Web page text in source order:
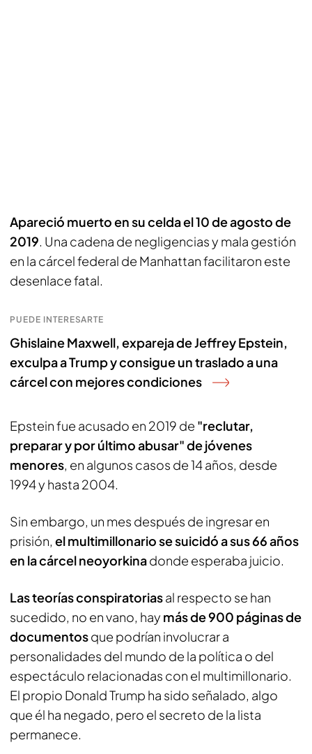
Apareció muerto en su celda el 10 de agosto de
2019. Una cadena de negligencias y mala gestión
en la cárcel federal de Manhattan facilitaron este
desenlace fatal.
PUEDE INTERESARTE
Ghislaine Maxwell, expareja de Jeffrey Epstein,
exculpa a Trump y consigue un traslado a una
cárcel con mejores condiciones
Epstein fue acusado en 2019 de "reclutar,
preparar y por último abusar" de jóvenes
menores, en algunos casos de 14 años, desde
1994 y hasta 2004.
Sin embargo, un mes después de ingresar en
prisión, el multimillonario se suicidó a sus 66 años
en la cárcel neoyorkinadonde esperaba juicio.
Las teorías conspiratoriasal respecto se han
sucedido, no en vano, hay más de 900 páginas de
documentosque podrían involucrar a
personalidades del mundo de la política o del
espectáculo relacionadas con el multimillonario.
El propio Donald Trump ha sido señalado, algo
que él ha negado, pero el secreto de la lista
permanece.